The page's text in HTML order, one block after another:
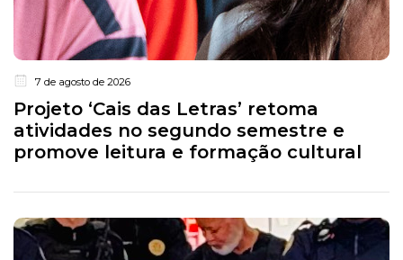
7 de agosto de 2026
Projeto ‘Cais das Letras’ retoma
atividades no segundo semestre e
promove leitura e formação cultural